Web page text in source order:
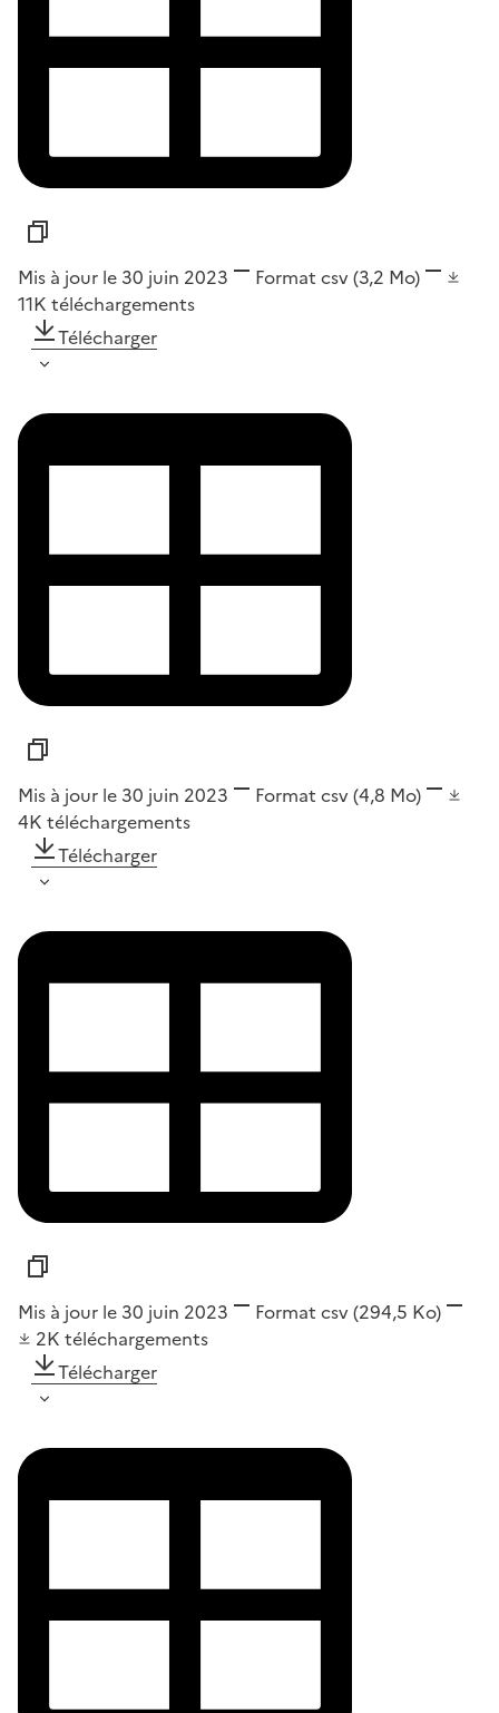
Mis à jour le 30 juin 2023 Format csv(3,2 Mo)
11K téléchargements
Télécharger
Mis à jour le 30 juin 2023 Format csv(4,8 Mo)
4K téléchargements
Télécharger
Mis à jour le 30 juin 2023 Format csv(294,5 Ko)
2K téléchargements
Télécharger